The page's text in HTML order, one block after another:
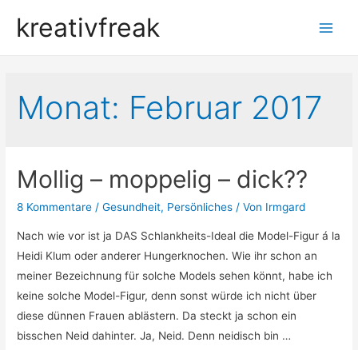
kreativfreak
Monat: Februar 2017
Mollig – moppelig – dick??
8 Kommentare /Gesundheit, Persönliches / Von Irmgard
Nach wie vor ist ja DAS Schlankheits-Ideal die Model-Figur á la
Heidi Klum oder anderer Hungerknochen. Wie ihr schon an
meiner Bezeichnung für solche Models sehen könnt, habe ich
keine solche Model-Figur, denn sonst würde ich nicht über
diese dünnen Frauen ablästern. Da steckt ja schon ein
bisschen Neid dahinter. Ja, Neid. Denn neidisch bin …